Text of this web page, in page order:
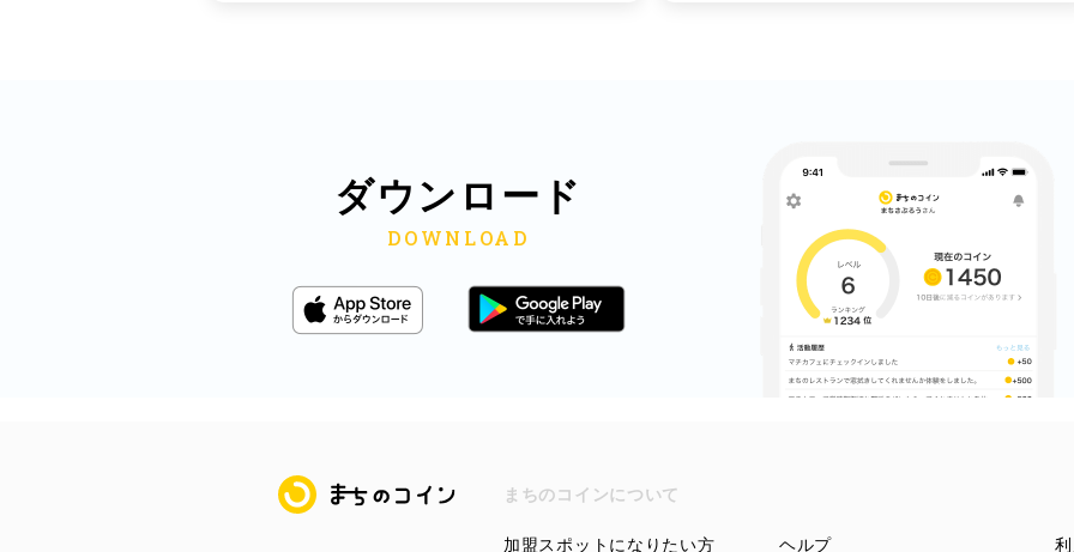
ダウンロード
まちのコイン まちのコインについて
加盟スポットになりたい方 ヘルプ